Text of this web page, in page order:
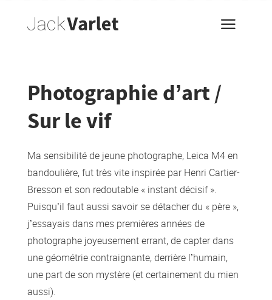
a
Photographie d’art /
Sur le vif
Ma sensibilité de jeune photographe, Leica M4 en
bandoulière, fut très vite inspirée par Henri Cartier-
Bresson et son redoutable « instant décisif ».
Puisqu’il faut aussi savoir se détacher du « père »,
j’essayais dans mes premières années de
photographe joyeusement errant, de capter dans
une géométrie contraignante, derrière l’humain,
une part de son mystère (et certainement du mien
aussi).